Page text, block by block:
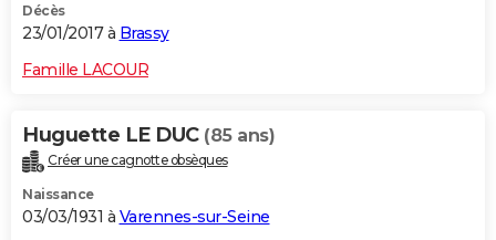
Décès
23/01/2017 à Brassy
Famille LACOUR
Huguette LE DUC (85 ans)
Créer une cagnotte obsèques
Naissance
03/03/1931 à Varennes-sur-Seine